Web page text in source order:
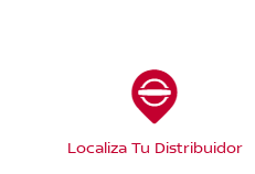
Localiza Tu Distribuidor